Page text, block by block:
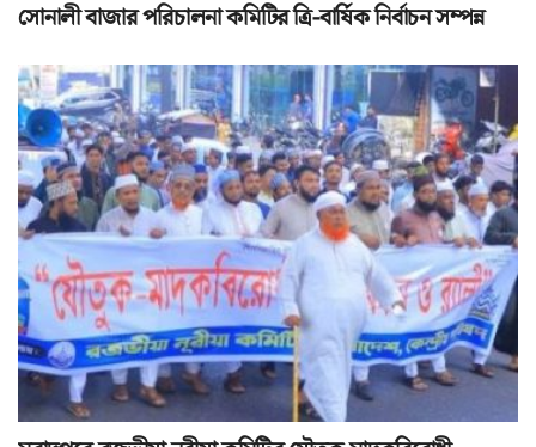
সোনালী বাজার পরিচালনা কমিটির ত্রি-বার্ষিক নির্বাচন সম্পন্ন